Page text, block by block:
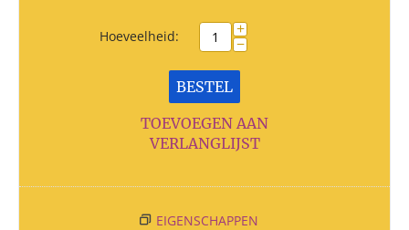
Hoeveelheid: +
−
BESTEL
TOEVOEGEN AAN
VERLANGLIJST
EIGENSCHAPPEN